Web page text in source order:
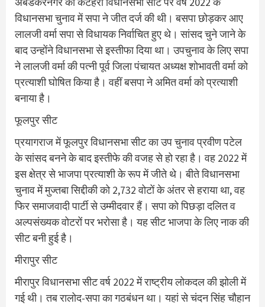
विधानसभा चुनाव में सपा ने जीत दर्ज की थी। बसपा छोड़कर आए
लालजी वर्मा सपा से विधायक निर्वाचित हुए थे। सांसद चुने जाने के
बाद उन्होंने विधानसभा से इस्तीफा दिया था। उपचुनाव के लिए सपा
ने लालजी वर्मा की पत्नी पूर्व जिला पंचायत अध्यक्ष शोभावती वर्मा को
प्रत्याशी घोषित किया है। वहीं बसपा ने अमित वर्मा को प्रत्याशी
बनाया है।
फूलपुर सीट
प्रयागराज में फूलपुर विधानसभा सीट का उप चुनाव प्रवीण पटेल
के सांसद बनने के बाद इस्तीफे की वजह से हो रहा है। वह 2022 में
इस क्षेत्र से भाजपा प्रत्याशी के रूप में जीते थे। बीते विधानसभा
चुनाव में मुज्तबा सिद्दीकी को 2,732 वोटों के अंतर से हराया था, वह
फिर समाजवादी पार्टी से उम्मीदवार हैं। सपा को पिछड़ा दलित व
अल्पसंख्यक वोटरों पर भरोसा है। यह सीट भाजपा के लिए नाक की
सीट बनी हुई है।
मीरापुर सीट
मीरापुर विधानसभा सीट वर्ष 2022 में राष्ट्रीय लोकदल की झोली में
गई थी। तब रालोद-सपा का गठबंधन था। यहां से चंदन सिंह चौहान